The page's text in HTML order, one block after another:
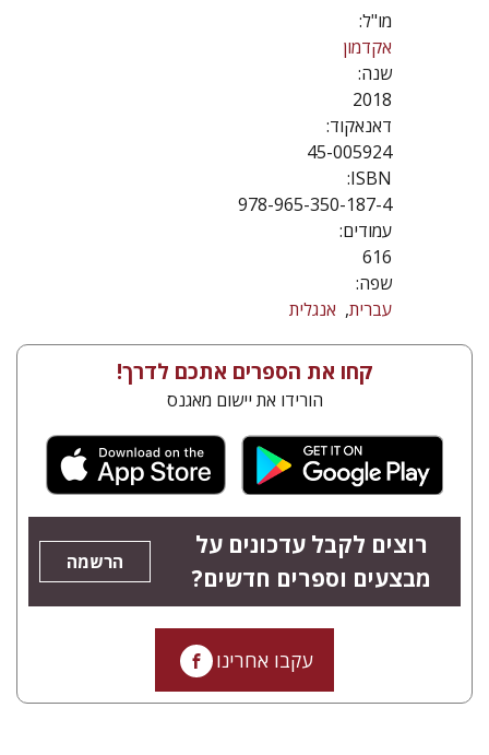
מו"ל:
אקדמון
שנה:
2018
דאנאקוד:
45-005924
ISBN:
978-965-350-187-4
עמודים:
616
שפה:
עברית אנגלית
קחו את הספרים אתכם לדרך!
הורידו את יישום מאגנס
רוצים לקבל עדכונים על
מבצעים וספרים חדשים?
הרשמה
עקבו אחרינו